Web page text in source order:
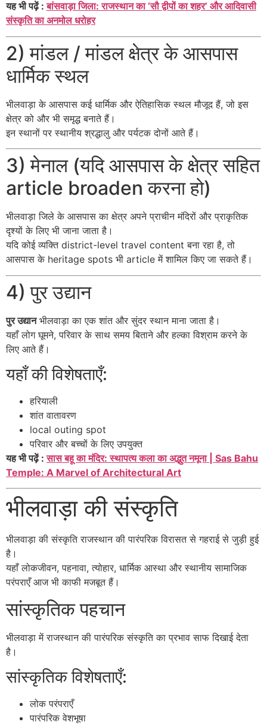
यह भी पढ़ें :बांसवाड़ा जिला: राजस्थान का ‘सौ द्वीपों का शहर’ और आदिवासी
संस्कृति का अनमोल धरोहर
2) मांडल / मांडल क्षेत्र के आसपास
धार्मिक स्थल
भीलवाड़ा के आसपास कई धार्मिक और ऐतिहासिक स्थल मौजूद हैं, जो इस
क्षेत्र को और भी समृद्ध बनाते हैं।
इन स्थानों पर स्थानीय श्रद्धालु और पर्यटक दोनों आते हैं।
3) मेनाल (यदि आसपास के क्षेत्र सहित
article broaden करना हो)
भीलवाड़ा जिले के आसपास का क्षेत्र अपने प्राचीन मंदिरों और प्राकृतिक
दृश्यों के लिए भी जाना जाता है।
यदि कोई व्यक्ति district-level travel content बना रहा है, तो
आसपास के heritage spots भी article में शामिल किए जा सकते हैं।
4) पुर उद्यान
पुर उद्यानभीलवाड़ा का एक शांत और सुंदर स्थान माना जाता है।
यहाँ लोग घूमने, परिवार के साथ समय बिताने और हल्का विश्राम करने के
लिए आते हैं।
यहाँ की विशेषताएँ:
हरियाली
शांत वातावरण
local outing spot
परिवार और बच्चों के लिए उपयुक्त
यह भी पढ़ें :सास बहू का मंदिर: स्थापत्य कला का अद्भुत नमूना | Sas Bahu
Temple: A Marvel of Architectural Art
भीलवाड़ा की संस्कृति
भीलवाड़ा की संस्कृति राजस्थान की पारंपरिक विरासत से गहराई से जुड़ी हुई
है।
यहाँ लोकजीवन, पहनावा, त्योहार, धार्मिक आस्था और स्थानीय सामाजिक
परंपराएँ आज भी काफी मजबूत हैं।
सांस्कृतिक पहचान
भीलवाड़ा में राजस्थान की पारंपरिक संस्कृति का प्रभाव साफ दिखाई देता
है।
सांस्कृतिक विशेषताएँ:
लोक परंपराएँ
पारंपरिक वेशभूषा